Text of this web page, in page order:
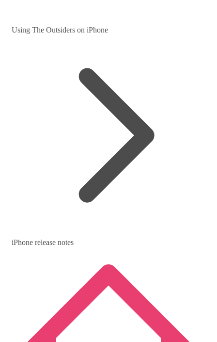
Using The Outsiders on iPhone
iPhone release notes